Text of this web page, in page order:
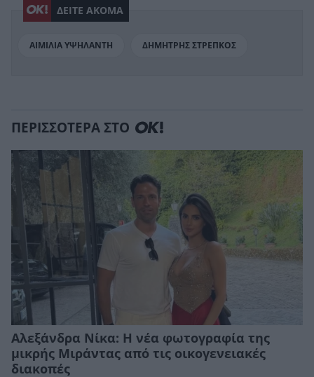
ΔΕΙΤΕ ΑΚΟΜΑ
ΑΙΜΙΛΙΑ ΥΨΗΛΑΝΤΗ ΔΗΜΗΤΡΗΣ ΣΤΡΕΠΚΟΣ
ΠΕΡΙΣΣΟΤΕΡΑ ΣΤΟ
Αλεξάνδρα Νίκα: Η νέα φωτογραφία της
μικρής Μιράντας από τις οικογενειακές
διακοπές